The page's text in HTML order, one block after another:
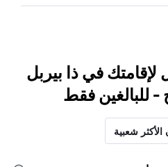
لإقامتك في ذا بيربل
- للبالغين فقط
الأكثر شعبية